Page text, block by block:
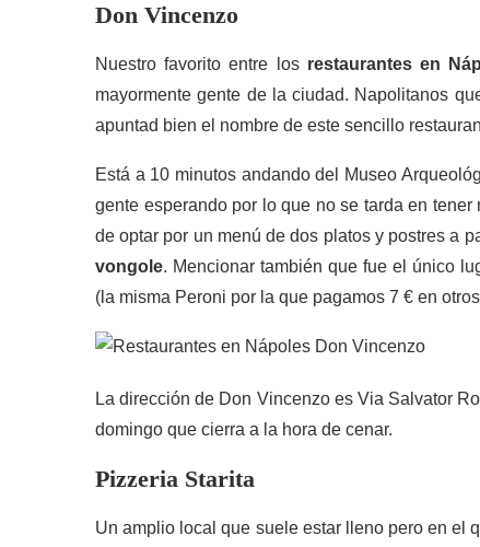
Don Vincenzo
Nuestro favorito entre los restaurantes en
mayormente gente de la ciudad. Napolitanos
apuntad bien el nombre de este sencillo
Está a 10 minutos andando del Museo
gente esperando por lo que no se tarda en
de optar por un menú de dos platos y postres a
vongole. Mencionar también que fue el único
(la misma Peroni por la que pagamos 7 € en
La dirección de Don Vincenzo es Via Salvator
domingo que cierra a la hora de cenar.
Pizzeria Starita
Un amplio local que suele estar lleno pero en el